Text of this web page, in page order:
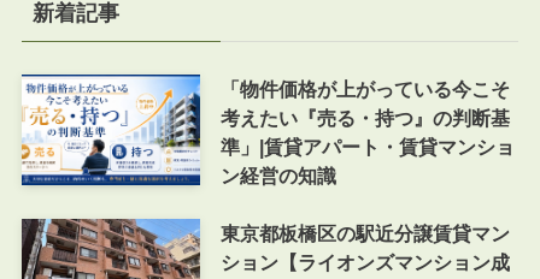
新着記事
「物件価格が上がっている今こそ
考えたい『売る・持つ』の判断基
準」|賃貸アパート・賃貸マンショ
ン経営の知識
東京都板橋区の駅近分譲賃貸マン
ション【ライオンズマンション成